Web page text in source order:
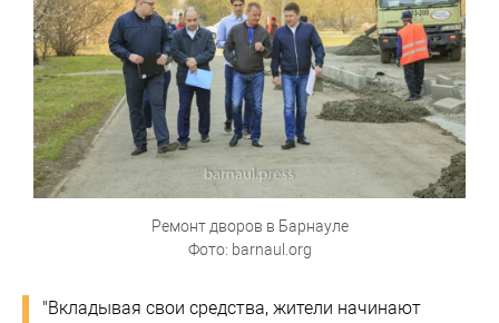
Ремонт дворов в Барнауле
Фото: barnaul.org
"Вкладывая свои средства, жители начинают